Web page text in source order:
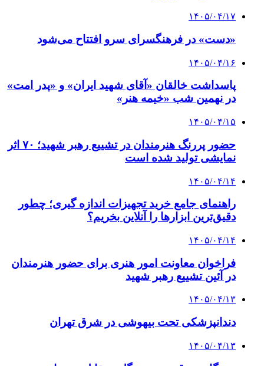
۱۴۰۵/۰۴/۱۷
«دست» در فرهنگسرای سرو افتتاح می‌شود
۱۴۰۵/۰۴/۱۶
پاسداشت خالقان «آقای شهید ایران» و «پدر امت»
در نهمین شب «خیمه هنر»
۱۴۰۵/۰۴/۱۵
حضور پررنگ هنرمندان در تشییع رهبر شهید؛ ۷۰ اثر
نمایشی تولید شده است
۱۴۰۵/۰۴/۱۴
راهنمای جامع خرید تجهیزات اندازه گیری؛ چطور
دقیق‌ترین ابزارها را آنلاین بخریم؟
۱۴۰۵/۰۴/۱۴
فراخوان معاونت امور هنری برای حضور هنرمندان
در آئین تشییع رهبر شهید
۱۴۰۵/۰۴/۱۳
دندانپزشکی تحت بیهوشی در شرق تهران
۱۴۰۵/۰۴/۱۳